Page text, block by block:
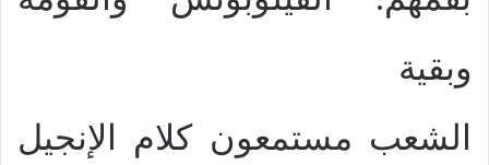
وبقية
الشعب مستمعون كلام الإنجيل